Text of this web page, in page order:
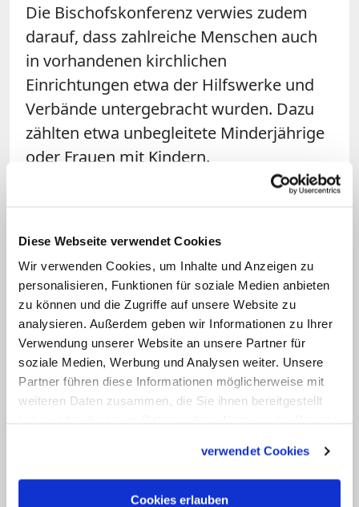
Diese Webseite verwendet Cookies
Wir verwenden Cookies, um Inhalte und Anzeigen zu
personalisieren, Funktionen für soziale Medien anbieten
zu können und die Zugriffe auf unsere Website zu
analysieren. Außerdem geben wir Informationen zu Ihrer
Verwendung unserer Website an unsere Partner für
soziale Medien, Werbung und Analysen weiter. Unsere
Partner führen diese Informationen möglicherweise mit
weiteren Daten zusammen, die Sie ihnen bereitgestellt
verwendet Cookies
Cookies erlauben
Die Bischofskonferenz verwies zudem
darauf, dass zahlreiche Menschen auch
in vorhandenen kirchlichen
Einrichtungen etwa der Hilfswerke und
Verbände untergebracht wurden. Dazu
zählten etwa unbegleitete Minderjährige
oder Frauen mit Kindern.
Erstmals hat die DBK auch eine Zahl der
in Deutschlandgetauften Flüchtlinge
genannt. Demnach wurden im
zurückliegenden Jahr mindestens 262
Menschen in die Kirche aufgenommen.
Deutlich mehr, nämlich insgesamt 507
Personen, hatten in der katholischen
Kirche um die Taufe gebeten. Zu
27 Diözesen keine Angaben machen
konnten.